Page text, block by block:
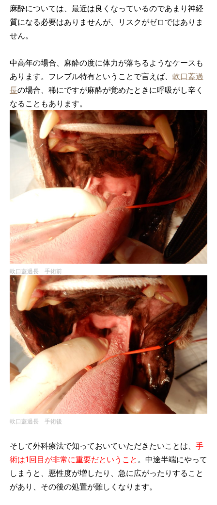
麻酔については、最近は良くなっているのであまり神経
質になる必要はありませんが、リスクがゼロではありま
せん。
中高年の場合、麻酔の度に体力が落ちるようなケースも
あります。フレブル特有ということで言えば、 軟口蓋過
長の場合、稀にですが麻酔が覚めたときに呼吸がし辛く
なることもあります。
軟口蓋過長 手術前
軟口蓋過長 手術後
そして外科療法で知っておいていただきたいことは、 手
術は1回目が非常に重要だということ 。中途半端にやって
しまうと、悪性度が増したり、急に広がったりすること
があり、その後の処置が難しくなります。